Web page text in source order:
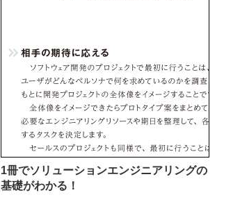
1冊でソリューションエンジニアリングの
基礎がわかる！